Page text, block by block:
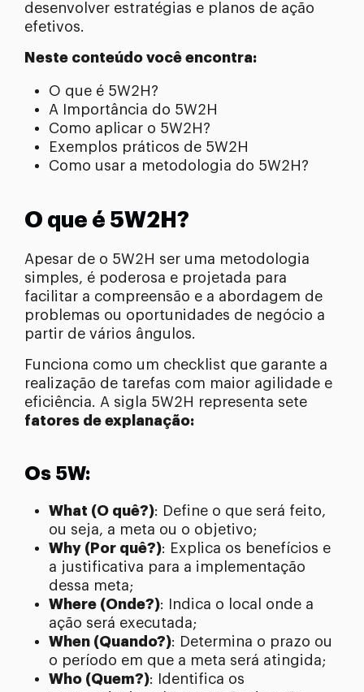
desenvolver estratégias e planos de ação
efetivos.
Neste conteúdo você encontra:
O que é 5W2H?
A Importância do 5W2H
Como aplicar o 5W2H?
Exemplos práticos de 5W2H
Como usar a metodologia do 5W2H?
O que é 5W2H?
Apesar de o 5W2H ser uma metodologia
simples, é poderosa e projetada para
facilitar a compreensão e a abordagem de
problemas ou oportunidades de negócio a
partir de vários ângulos.
Funciona como um checklist que garante a
realização de tarefas com maior agilidade e
eficiência. A sigla 5W2H representa sete
fatores de explanação:
Os 5W:
What (O quê?): Define o que será feito,
ou seja, a meta ou o objetivo;
Why (Por quê?): Explica os benefícios e
a justificativa para a implementação
dessa meta;
Where (Onde?): Indica o local onde a
ação será executada;
When (Quando?): Determina o prazo ou
o período em que a meta será atingida;
Who (Quem?): Identifica os